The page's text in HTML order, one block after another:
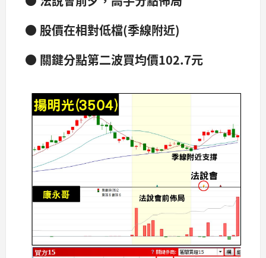
● 股價在相對低檔(季線附近)
● 關鍵分點第二波買均價102.7元